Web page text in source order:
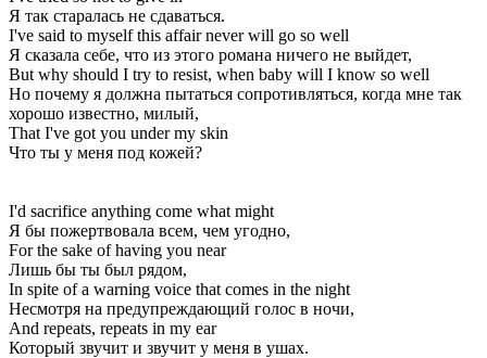
Я так старалась не сдаваться.
I've said to myself this affair never will go so well
Я сказала себе, что из этого романа ничего не выйдет,
But why should I try to resist, when baby will I know so well
Но почему я должна пытаться сопротивляться, когда мне так
хорошо известно, милый,
That I've got you under my skin
Что ты у меня под кожей?
I'd sacrifice anything come what might
Я бы пожертвовала всем, чем угодно,
For the sake of having you near
Лишь бы ты был рядом,
In spite of a warning voice that comes in the night
Несмотря на предупреждающий голос в ночи,
And repeats, repeats in my ear
Который звучит и звучит у меня в ушах.